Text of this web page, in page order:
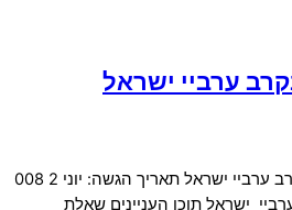
ערביי ישראל
סמינריון אלימות פוליטית בקרב ערביי ישראל תאריך הגשה: יוני 2 008
ישראל תוכן העניינים שאלת